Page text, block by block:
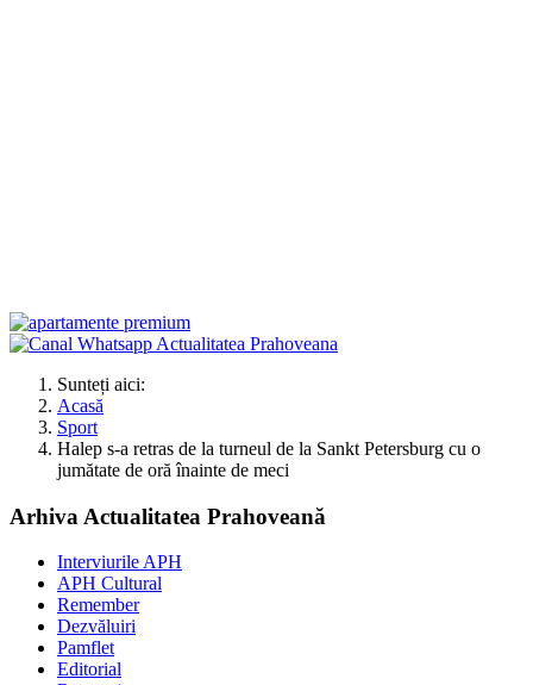
Sunteți aici:
Acasă
Sport
Halep s-a retras de la turneul de la Sankt Petersburg cu o
jumătate de oră înainte de meci
Arhiva Actualitatea Prahoveană
Interviurile APH
APH Cultural
Remember
Dezvăluiri
Pamflet
Editorial